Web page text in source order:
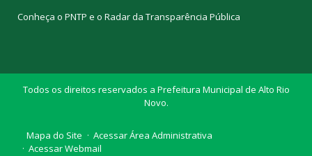
Conheça o PNTP e o Radar da Transparência Pública
Todos os direitos reservados a Prefeitura Municipal de Alto Rio
Novo.
Mapa do Site
Acessar Área Administrativa
Acessar Webmail